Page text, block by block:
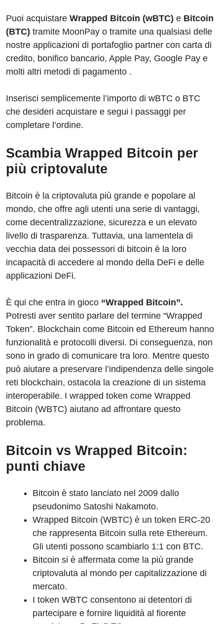
Puoi acquistare Wrapped Bitcoin (wBTC) e Bitcoin
(BTC) tramite MoonPay o tramite una qualsiasi delle
nostre applicazioni di portafoglio partner con carta di
credito, bonifico bancario, Apple Pay, Google Pay e
molti altri metodi di pagamento .
Inserisci semplicemente l’importo di wBTC o BTC
che desideri acquistare e segui i passaggi per
completare l’ordine.
Scambia Wrapped Bitcoin per
più criptovalute
Bitcoin è la criptovaluta più grande e popolare al
mondo, che offre agli utenti una serie di vantaggi,
come decentralizzazione, sicurezza e un elevato
livello di trasparenza. Tuttavia, una lamentela di
vecchia data dei possessori di bitcoin è la loro
incapacità di accedere al mondo della DeFi e delle
applicazioni DeFi.
È qui che entra in gioco “Wrapped Bitcoin”.
Potresti aver sentito parlare del termine “Wrapped
Token”. Blockchain come Bitcoin ed Ethereum hanno
funzionalità e protocolli diversi. Di conseguenza, non
sono in grado di comunicare tra loro. Mentre questo
può aiutare a preservare l’indipendenza delle singole
reti blockchain, ostacola la creazione di un sistema
interoperabile. I wrapped token come Wrapped
Bitcoin (WBTC) aiutano ad affrontare questo
problema.
Bitcoin vs Wrapped Bitcoin:
punti chiave
Bitcoin è stato lanciato nel 2009 dallo
pseudonimo Satoshi Nakamoto.
Wrapped Bitcoin (WBTC) è un token ERC-20
che rappresenta Bitcoin sulla rete Ethereum.
Gli utenti possono scambiarlo 1:1 con BTC.
Bitcoin si è affermata come la più grande
criptovaluta al mondo per capitalizzazione di
mercato.
I token WBTC consentono ai detentori di
partecipare e fornire liquidità al fiorente